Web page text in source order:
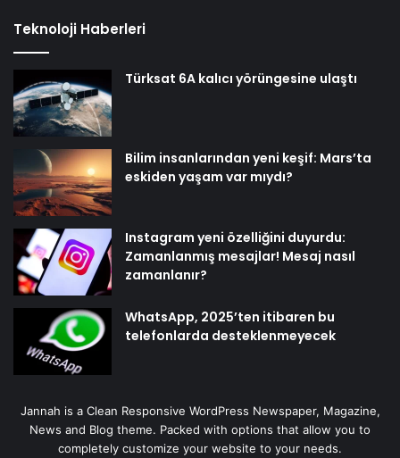
Teknoloji Haberleri
Türksat 6A kalıcı yörüngesine ulaştı
Bilim insanlarından yeni keşif: Mars’ta
eskiden yaşam var mıydı?
Instagram yeni özelliğini duyurdu:
Zamanlanmış mesajlar! Mesaj nasıl
zamanlanır?
WhatsApp, 2025’ten itibaren bu
telefonlarda desteklenmeyecek
Jannah is a Clean Responsive WordPress Newspaper, Magazine,
News and Blog theme. Packed with options that allow you to
completely customize your website to your needs.